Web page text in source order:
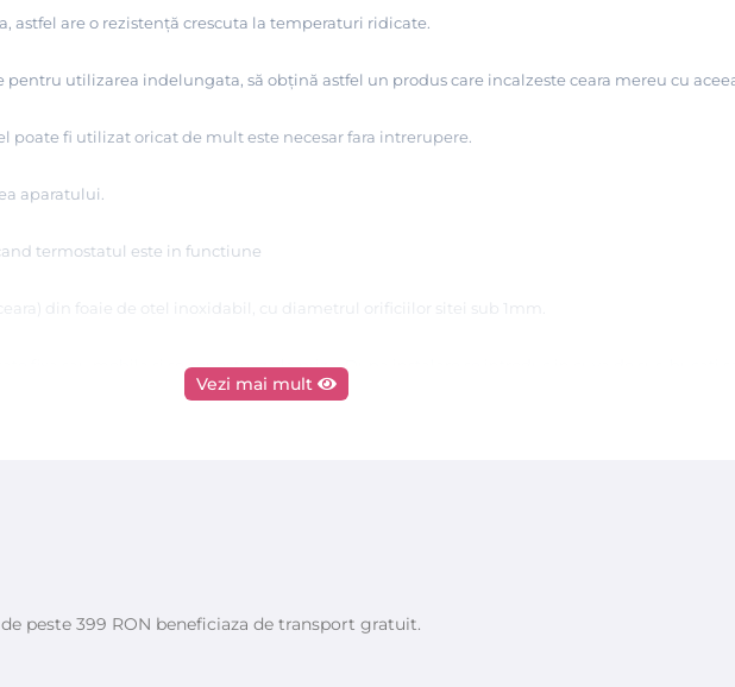
astfel are o rezistenţă crescuta la temperaturi ridicate.
utilizarea indelungata, să obţină astfel un produs care incalzeste ceara mereu cu
poate fi utilizat oricat de mult este necesar fara intrerupere.
aparatului.
termostatul este in functiune
din foaie de otel inoxidabil, cu diametrul orificiilor sitei sub 1mm.
fixa sau mobila si se conecteaza la priza. Dupa instalare se introduc in cuva de sus, bucati
setati butonul de temperatura la pozitia de 60-90°C, aceasta este temperatura optima
Vezi mai mult
peste 399 RON beneficiaza de transport gratuit.